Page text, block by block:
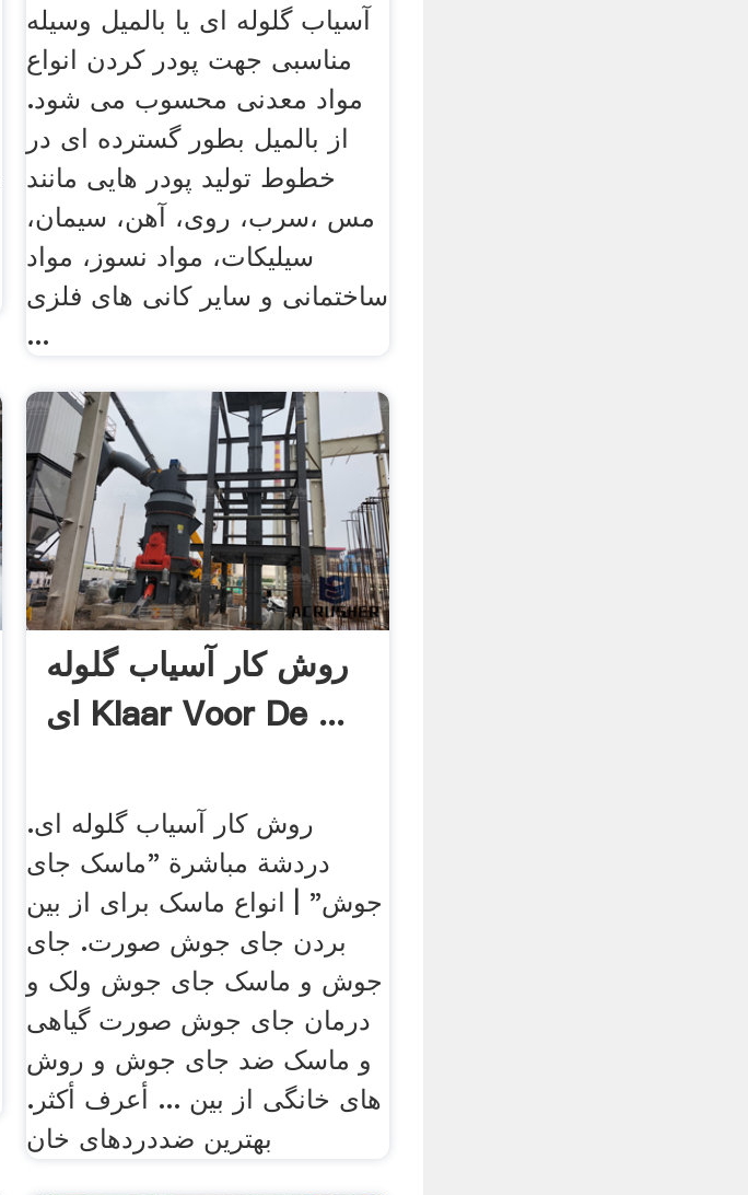
آسیاب گلوله ای یا بالمیل وسیله
مناسبی جهت پودر کردن انواع
مواد معدنی محسوب می شود.
از بالمیل بطور گسترده ای در
خطوط تولید پودر هایی مانند
مس ،سرب، روی، آهن، سیمان،
سیلیکات، مواد نسوز، مواد
ساختمانی و سایر کانی های فلزی
...
روش کار آسیاب گلوله
ای Klaar Voor De ...
روش کار آسیاب گلوله ای.
دردشة مباشرة "ماسک جای
جوش" | انواع ماسک برای از بین
بردن جای جوش صورت. جای
جوش و ماسک جای جوش ولک و
درمان جای جوش صورت گیاهی
و ماسک ضد جای جوش و روش
های خانگی از بین ... أعرف أكثر.
بهترین ضددردهای خان